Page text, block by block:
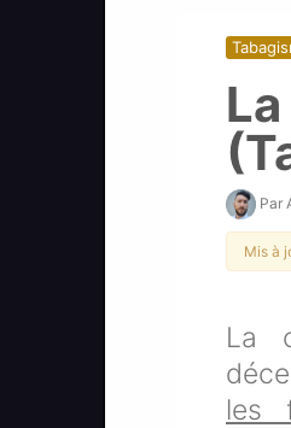
Par
Mis à
La
les